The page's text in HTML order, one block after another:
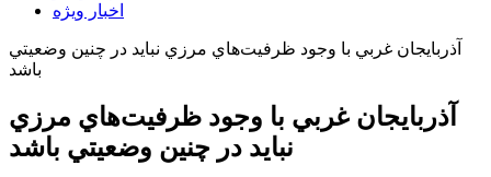
اخبار ویژه
آذربايجان غربي با وجود ظرفيت‌هاي مرزي نبايد در چنين وضعيتي
باشد
آذربايجان غربي با وجود ظرفيت‌هاي مرزي
نبايد در چنين وضعيتي باشد